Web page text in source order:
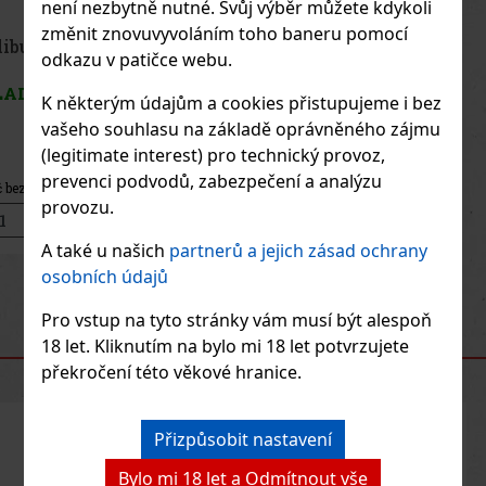
není nezbytně nutné. Svůj výběr můžete kdykoli
změnit znovuvyvoláním toho baneru pomocí
odkazu v patičce webu.
K některým údajům a cookies přistupujeme i bez
vašeho souhlasu na základě oprávněného zájmu
(legitimate interest) pro technický provoz,
prevenci podvodů, zabezpečení a analýzu
provozu.
A také u našich partnerů a jejich zásad ochrany
osobních údajů
Pro vstup na tyto stránky vám musí být alespoň
18 let. Kliknutím na bylo mi 18 let potvrzujete
překročení této věkové hranice.
Přizpůsobit nastavení
Bylo mi 18 let a Odmítnout vše
Nativo Autentico Salvaje 0,7 l 40% Tube
SKLADEM (> 5 ks)
682 Kč bez DPH
DOPORUČENÉ PRODUKTY